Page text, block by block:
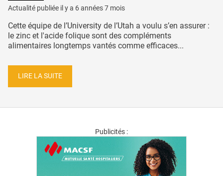
Actualité publiée il y a 6 années 7 mois
Cette équipe de l’University de l’Utah a voulu s’en assurer :
le zinc et l'acide folique sont des compléments
alimentaires longtemps vantés comme efficaces...
LIRE LA SUITE
Publicités :